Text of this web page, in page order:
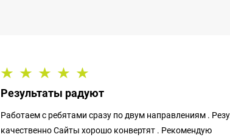
Результаты радуют
Работаем с ребятами сразу по двум направлениям .
качественно Сайты хорошо конвертят . Рекомендую